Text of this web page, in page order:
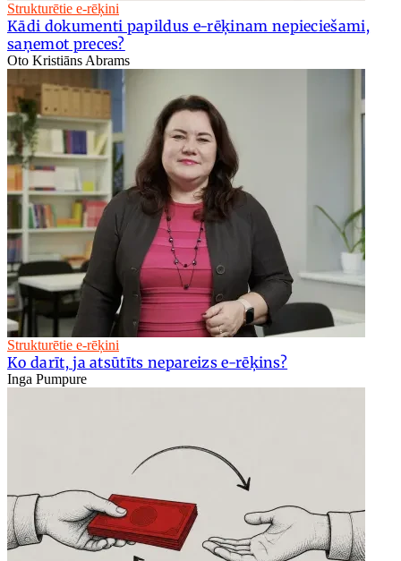
Strukturētie e-rēķini
Kādi dokumenti papildus e-rēķinam nepieciešami,
saņemot preces?
Oto Kristiāns Abrams
Strukturētie e-rēķini
Ko darīt, ja atsūtīts nepareizs e-rēķins?
Inga Pumpure